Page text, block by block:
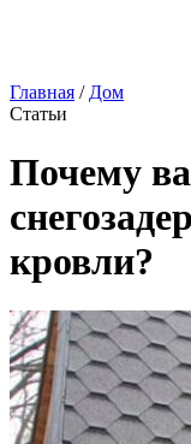
Главная / Дом
Статьи
Почему
кровли?